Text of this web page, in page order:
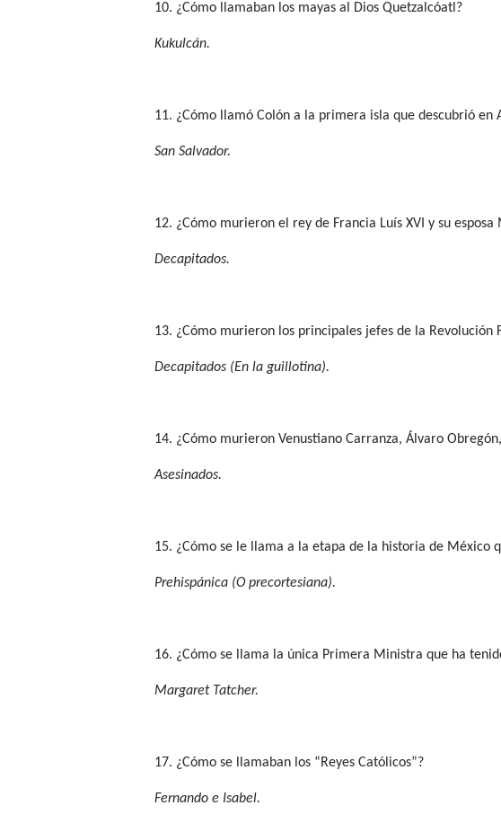
10. ¿Cómo llamaban los mayas al Dios Quetzalcóatl?
Kukulcán.
11. ¿Cómo llamó Colón a la primera isla que descubrió en
San Salvador.
12. ¿Cómo murieron el rey de Francia Luís XVI y su
Decapitados.
13. ¿Cómo murieron los principales jefes de la Revolución
Decapitados (En la guillotina).
14. ¿Cómo murieron Venustiano Carranza, Álvaro
Asesinados.
15. ¿Cómo se le llama a la etapa de la historia de México
Prehispánica (O precortesiana).
16. ¿Cómo se llama la única Primera Ministra que ha
Margaret Tatcher.
17. ¿Cómo se llamaban los “Reyes Católicos”?
Fernando e Isabel.